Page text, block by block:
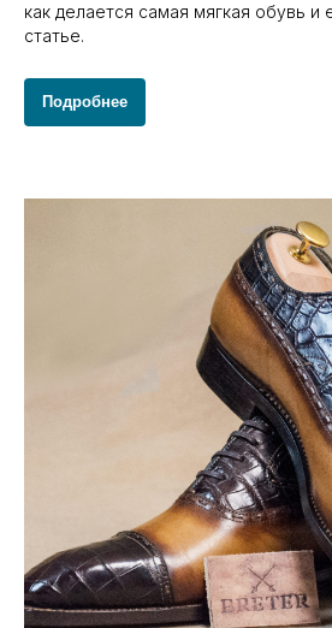
как делается самая мягкая обувь и
статье.
Подробнее